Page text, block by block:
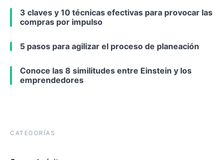
3 claves y 10 técnicas efectivas para provocar las
compras por impulso
5 pasos para agilizar el proceso de planeación
Conoce las 8 similitudes entre Einstein y los
emprendedores
CATEGORÍAS